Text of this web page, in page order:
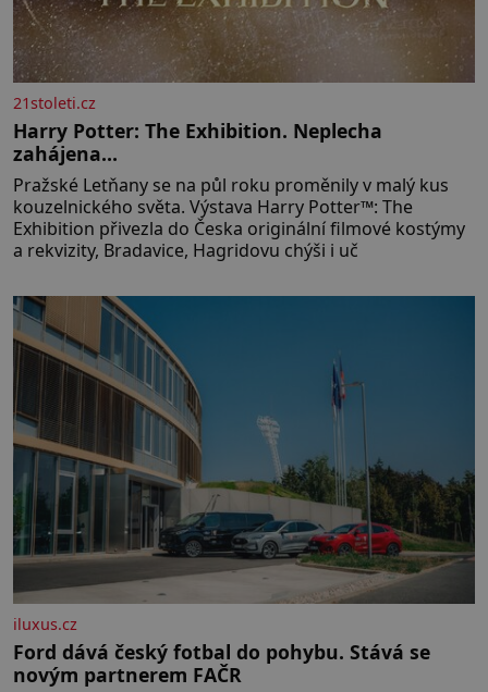
21stoleti.cz
Harry Potter: The Exhibition. Neplecha
zahájena…
Pražské Letňany se na půl roku proměnily v malý kus
kouzelnického světa. Výstava Harry Potter™: The
Exhibition přivezla do Česka originální filmové kostýmy
a rekvizity, Bradavice, Hagridovu chýši i uč
iluxus.cz
Ford dává český fotbal do pohybu. Stává se
novým partnerem FAČR